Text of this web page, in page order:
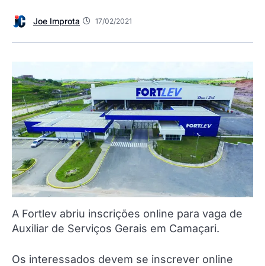
Joe Improta 17/02/2021
A Fortlev abriu inscrições online para vaga de
Auxiliar de Serviços Gerais em Camaçari.
Os interessados devem se inscrever online